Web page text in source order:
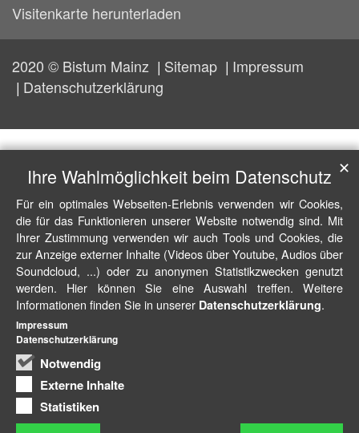
Visitenkarte herunterladen
2020 © Bistum Mainz Sitemap
Impressum
Datenschutzerklärung
Ihre Wahlmöglichkeit beim Datenschutz
Für ein optimales Webseiten-Erlebnis verwenden wir Cookies,
die für das Funktionieren unserer Website notwendig sind. Mit
Ihrer Zustimmung verwenden wir auch Tools und Cookies, die
zur Anzeige externer Inhalte (Videos über Youtube, Audios über
Soundcloud, ...) oder zu anonymen Statistikzwecken genutzt
werden. Hier können Sie eine Auswahl treffen. Weitere
Informationen finden Sie in unserer Datenschutzerklärung.
Notwendig
Externe Inhalte
Statistiken
✕
Impressum
Datenschutzerklärung